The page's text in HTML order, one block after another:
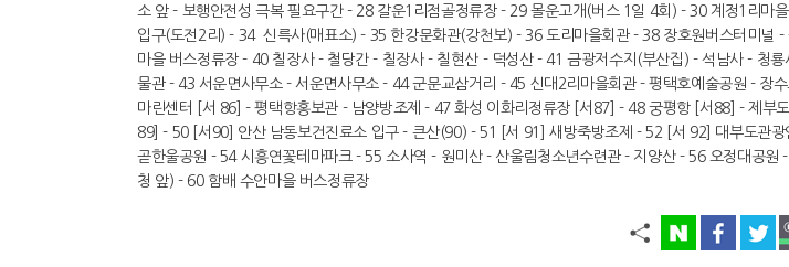
소 앞 - 보행안전성 극복 필요구간 - 28 갈운1리점골정류장 - 29 몰운고개(버스 1일 4회) - 30 계정1리마
입구(도전2리) - 34 신륵사(매표소) - 35 한강문화관(강천보) - 36 도리마을회관 - 38 장호원버스터미널 -
마을 버스정류장 - 40 칠장사 - 철당간 - 칠장사 - 칠현산 - 덕성산 - 41 금광저수지(부산집) - 석남사 - 청
물관 - 43 서운면사무소 - 서운면사무소 - 44 군문교삼거리 - 45 신대2리마을회관 - 평택호예술공원 - 장
마린센터 [서 86] - 평택항홍보관 - 남양방조제 - 47 화성 이화리정류장 [서87] - 48 궁평항 [서88] - 제부
89] - 50 [서90] 안산 남동보건진료소 입구 - 큰산(90) - 51 [서 91] 새방죽방조제 - 52 [서 92] 대부도관
곧한울공원 - 54 시흥연꽃테마파크 - 55 소사역 - 원미산 - 산울림청소년수련관 - 지양산 - 56 오정대공원 -
청 앞) - 60 함배 수안마을 버스정류장